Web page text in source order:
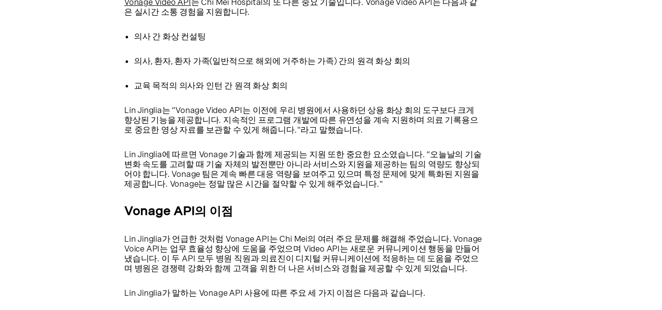
Vonage Video API는 Chi Mei Hospital의 또 다른 중요 기술입니다. Vonage Video API는 다음과 같
은 실시간 소통 경험을 지원합니다.
의사 간 화상 컨설팅
의사, 환자, 환자 가족(일반적으로 해외에 거주하는 가족) 간의 원격 화상 회의
교육 목적의 의사와 인턴 간 원격 화상 회의
Lin Jinglia는 “Vonage Video API는 이전에 우리 병원에서 사용하던 상용 화상 회의 도구보다 크게
향상된 기능을 제공합니다. 지속적인 프로그램 개발에 따른 유연성을 계속 지원하며 의료 기록용으
로 중요한 영상 자료를 보관할 수 있게 해줍니다."라고 말했습니다.
Lin Jinglia에 따르면 Vonage 기술과 함께 제공되는 지원 또한 중요한 요소였습니다. “오늘날의 기술
변화 속도를 고려할 때 기술 자체의 발전뿐만 아니라 서비스와 지원을 제공하는 팀의 역량도 향상되
어야 합니다. Vonage 팀은 계속 빠른 대응 역량을 보여주고 있으며 특정 문제에 맞게 특화된 지원을
제공합니다. Vonage는 정말 많은 시간을 절약할 수 있게 해주었습니다."
Vonage API의 이점
Lin Jinglia가 언급한 것처럼 Vonage API는 Chi Mei의 여러 주요 문제를 해결해 주었습니다. Vonage
Voice API는 업무 효율성 향상에 도움을 주었으며 Video API는 새로운 커뮤니케이션 행동을 만들어
냈습니다. 이 두 API 모두 병원 직원과 의료진이 디지털 커뮤니케이션에 적응하는 데 도움을 주었으
며 병원은 경쟁력 강화와 함께 고객을 위한 더 나은 서비스와 경험을 제공할 수 있게 되었습니다.
Lin Jinglia가 말하는 Vonage API 사용에 따른 주요 세 가지 이점은 다음과 같습니다.